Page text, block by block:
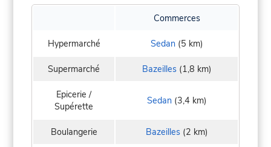
Commerces
Hypermarché Sedan(5 km)
Supermarché Bazeilles(1,8 km)
Epicerie /
Supérette
Sedan(3,4 km)
Boulangerie Bazeilles(2 km)